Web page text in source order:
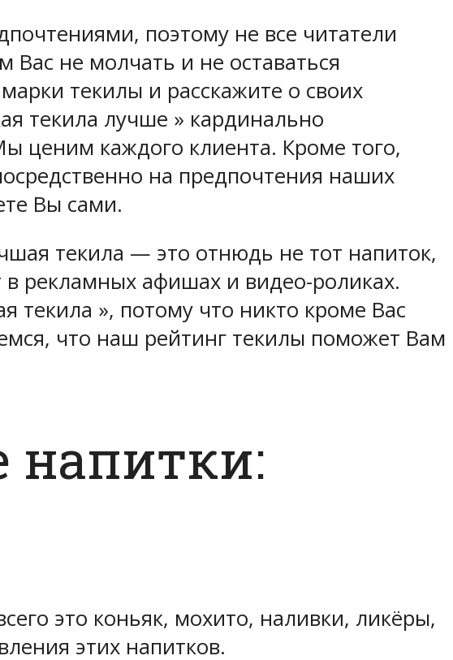
поэтому не все читатели
Вас не молчать и не оставаться
текилы и расскажите о своих
текила лучше » кардинально
ценим каждого клиента. Кроме того,
на предпочтения наших
Вы сами.
текила — это отнюдь не тот напиток,
рекламных афишах и видео-роликах.
текила », потому что никто кроме Вас
что наш рейтинг текилы поможет Вам
напитки:
это коньяк, мохито, наливки, ликёры,
этих напитков.